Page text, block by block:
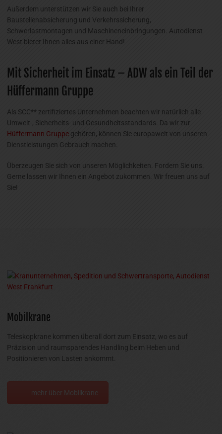
Außerdem unterstützen wir Sie auch bei Ihrer
Baustellenabsicherung und Verkehrssicherung,
Schwerlastmontagen und Maschineneinbringungen. Autodienst
West bietet Ihnen alles aus einer Hand!
Mit Sicherheit im Einsatz – ADW als ein Teil der
Hüffermann Gruppe
Als SCC** zertifiziertes Unternehmen beachten wir natürlich alle
Umwelt-, Sicherheits- und Gesundheitsstandards. Da wir zur
Hüffermann Gruppe gehören, können Sie europaweit von unseren
Dienstleistungen Gebrauch machen.
Überzeugen Sie sich von unseren Möglichkeiten. Fordern Sie uns.
Gerne lassen wir Ihnen ein Angebot zukommen. Wir freuen uns auf
Sie!
Mobilkrane
Teleskopkrane kommen überall dort zum Einsatz, wo es auf
Präzision und raumsparendes Handling beim Heben und
Positionieren von Lasten ankommt.
mehr über Mobilkrane